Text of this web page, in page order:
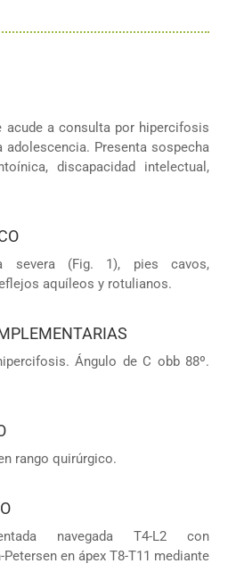
acude a consulta por hipercifosis
adolescencia. Presenta sospecha
discapacidad intelectual,
severa (Fig. 1), pies cavos,
aquíleos y rotulianos.
Ángulo de C obb 88º.
rango quirúrgico.
navegada T4-L2 con
en ápex T8-T11 mediante